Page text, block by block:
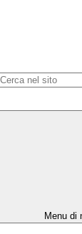
Menu di